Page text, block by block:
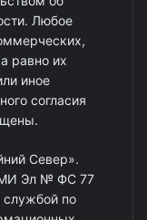
Любое
равно их
иное
согласия
Север».
Эл № ФС 77
по